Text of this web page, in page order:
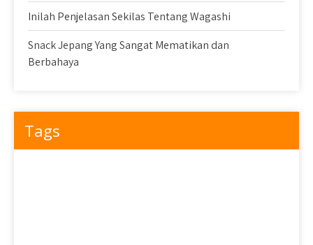
Inilah Penjelasan Sekilas Tentang Wagashi
Snack Jepang Yang Sangat Mematikan dan
Berbahaya
Tags